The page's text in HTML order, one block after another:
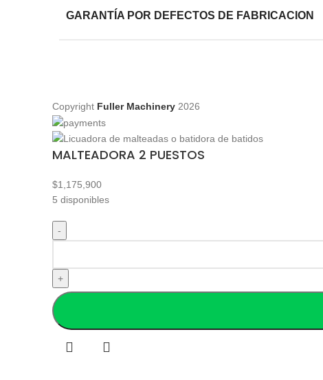
GARANTÍA POR DEFECTOS DE FABRICACION
Copyright Fuller Machinery 2026
MALTEADORA 2 PUESTOS
$1,175,900
5 disponibles